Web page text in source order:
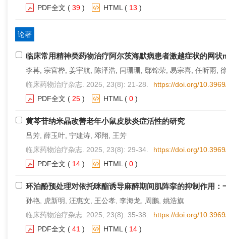
PDF全文 ( 39 ) HTML ( 13 )
论著
临床常用精神类药物治疗阿尔茨海默病患者激越症状的网状
李苒, 宗官桦, 姜宇航, 陈泽浩, 闫珊珊, 鄢锦荣, 易宗喜, 任昕雨,
临床药物治疗杂志. 2025, 23(8): 21-28.
https://doi.org/
PDF全文 ( 25 ) HTML ( 0 )
黄芩苷纳米晶改善老年小鼠皮肤炎症活性的研究
吕芳, 薛玉叶, 宁建涛, 邓翔, 王芳
临床药物治疗杂志. 2025, 23(8): 29-34.
https://doi.org/
PDF全文 ( 14 ) HTML ( 0 )
环泊酚预处理对依托咪酯诱导麻醉期间肌阵挛的抑制作用：
孙艳, 虎新明, 汪惠文, 王公孝, 李海龙, 周鹏, 姚浩旗
临床药物治疗杂志. 2025, 23(8): 35-38.
https://doi.org/
PDF全文 ( 41 ) HTML ( 14 )